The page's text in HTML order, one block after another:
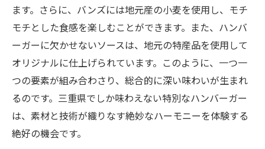
ます。さらに、バンズには地元産の小麦を使用し、モチ
モチとした食感を楽しむことができます。また、ハンバ
ーガーに欠かせないソースは、地元の特産品を使用して
オリジナルに仕上げられています。このように、一つ一
つの要素が組み合わさり、総合的に深い味わいが生まれ
るのです。三重県でしか味わえない特別なハンバーガー
は、素材と技術が織りなす絶妙なハーモニーを体験する
絶好の機会です。